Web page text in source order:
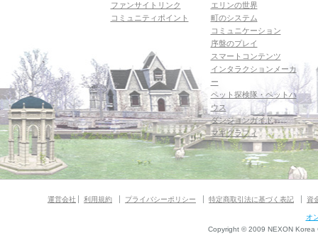
ファンサイトリンク
コミュニティポイント
エリンの世界
町のシステム
コミュニケーション
序盤のプレイ
スマートコンテンツ
インタラクションメーカ
ー
ペット探検隊・ペットハ
ウス
ダンジョンガイド
マギグラフィ
運営会社 利用規約 プライバシーポリシー 特定商取引法に基づく表記 資
オ
Copyright © 2009 NEXON Korea